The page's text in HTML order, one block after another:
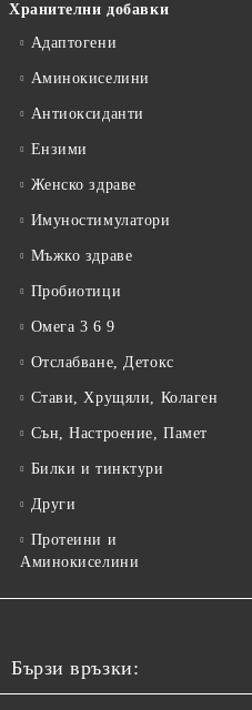
Хранителни добавки
Адаптогени
Аминокиселини
Антиоксиданти
Ензими
Женско здраве
Имуностимулатори
Мъжко здраве
Пробиотици
Омега 3 6 9
Отслабване, Детокс
Стави, Хрущяли, Колаген
Сън, Настроение, Памет
Билки и тинктури
Други
Протеини и
Аминокиселини
Бързи връзки: